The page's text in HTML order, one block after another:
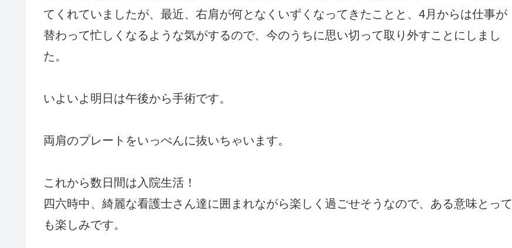
てくれていましたが、最近、右肩が何となくいずくなってきたことと、4月からは仕事が
替わって忙しくなるような気がするので、今のうちに思い切って取り外すことにしまし
た。
いよいよ明日は午後から手術です。
両肩のプレートをいっぺんに抜いちゃいます。
これから数日間は入院生活！
四六時中、綺麗な看護士さん達に囲まれながら楽しく過ごせそうなので、ある意味とって
も楽しみです。